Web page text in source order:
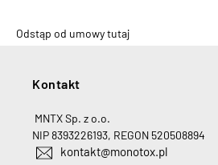
Odstąp od umowy tutaj
Kontakt
MNTX Sp. z o.o.
NIP 8393226193, REGON 520508894
kontakt@monotox.pl